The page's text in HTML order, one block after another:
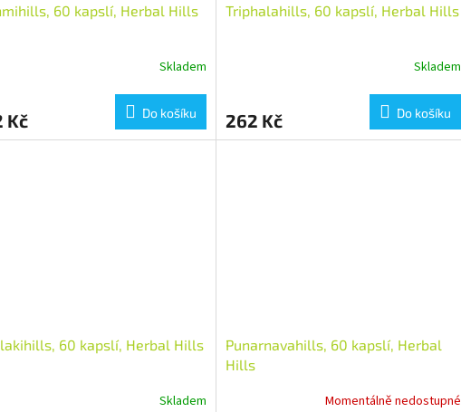
60 kapslí, Herbal Hills
Skladem
Kč Do košíku
Triphalahills, 60 kapslí, Herbal Hills
Skladem
262 Kč Do košíku
60 kapslí, Herbal Hills
Skladem
Punarnavahills, 60 kapslí, Herbal
Hills
Momentálně nedostupné